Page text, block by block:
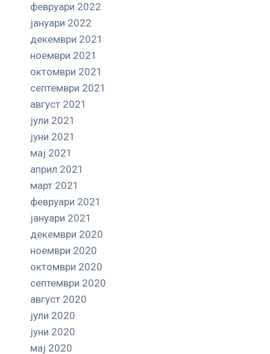
февруари 2022
јануари 2022
декември 2021
ноември 2021
октомври 2021
септември 2021
август 2021
јули 2021
јуни 2021
мај 2021
април 2021
март 2021
февруари 2021
јануари 2021
декември 2020
ноември 2020
октомври 2020
септември 2020
август 2020
јули 2020
јуни 2020
мај 2020